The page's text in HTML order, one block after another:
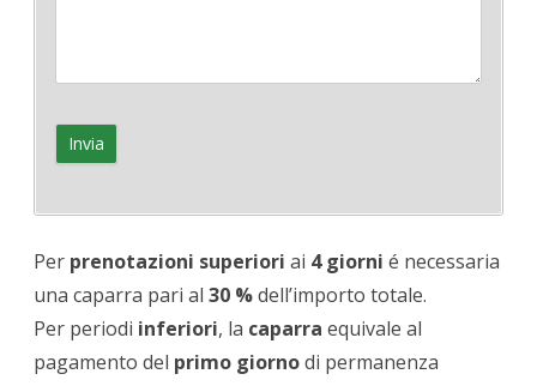
Per prenotazioni superiori ai 4 giorni é necessaria
una caparra pari al 30 %dell’importo totale.
Per periodi inferiori, la caparra equivale al
pagamento del primo giornodi permanenza